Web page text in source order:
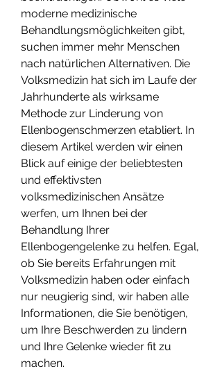
moderne medizinische
Behandlungsmöglichkeiten gibt,
suchen immer mehr Menschen
nach natürlichen Alternativen. Die
Volksmedizin hat sich im Laufe der
Jahrhunderte als wirksame
Methode zur Linderung von
Ellenbogenschmerzen etabliert. In
diesem Artikel werden wir einen
Blick auf einige der beliebtesten
und effektivsten
volksmedizinischen Ansätze
werfen, um Ihnen bei der
Behandlung Ihrer
Ellenbogengelenke zu helfen. Egal,
ob Sie bereits Erfahrungen mit
Volksmedizin haben oder einfach
nur neugierig sind, wir haben alle
Informationen, die Sie benötigen,
um Ihre Beschwerden zu lindern
und Ihre Gelenke wieder fit zu
machen.